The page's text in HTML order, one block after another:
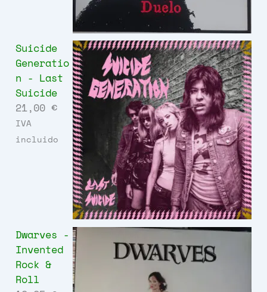
Suicide
Generatio
n - Last
Suicide
21,00€
IVA
incluido
Dwarves -
Invented
Rock &
Roll